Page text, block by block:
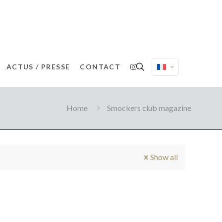
ACTUS / PRESSE CONTACT
Home Smockers club magazine
Show all